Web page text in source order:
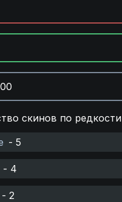
скинов по редкости
- 5
- 4
- 2